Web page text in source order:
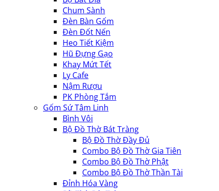
Chum Sành
Đèn Bàn Gốm
Đèn Đốt Nến
Heo Tiết Kiệm
Hũ Đựng Gạo
Khay Mứt Tết
Ly Cafe
Nậm Rượu
PK Phòng Tắm
Gốm Sứ Tâm Linh
Bình Vôi
Bộ Đồ Thờ Bát Tràng
Bộ Đồ Thờ Đầy Đủ
Combo Bộ Đồ Thờ Gia Tiên
Combo Bộ Đồ Thờ Phật
Combo Bộ Đồ Thờ Thần Tài
Đỉnh Hóa Vàng